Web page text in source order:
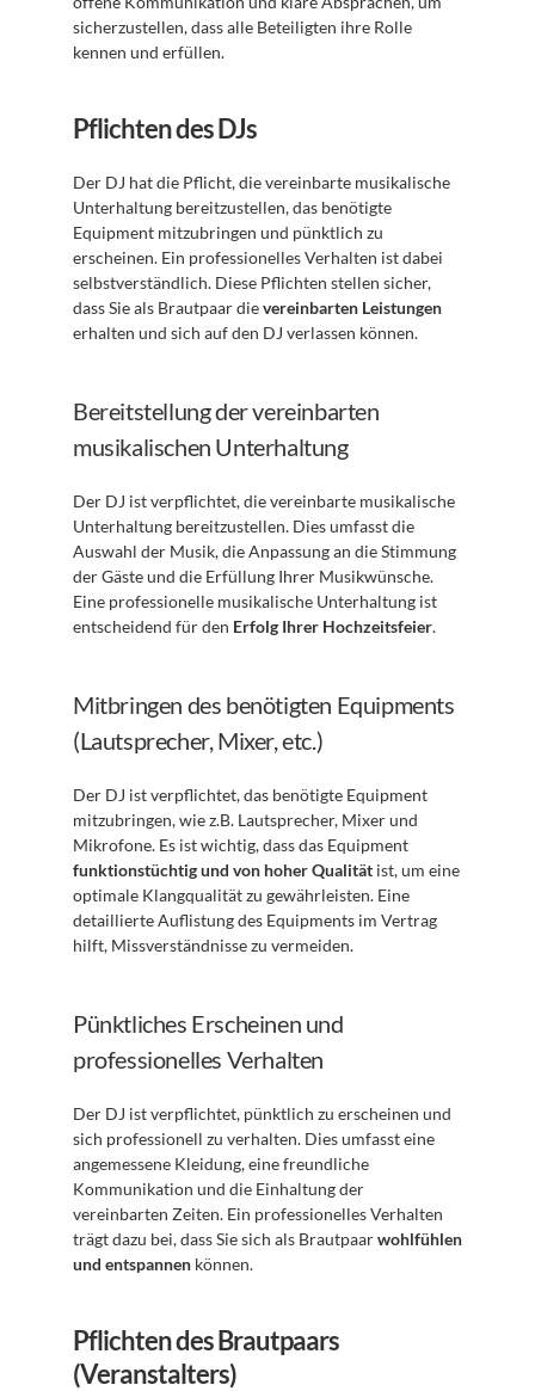
sicherzustellen, dass alle Beteiligten ihre Rolle
kennen und erfüllen.
Pflichten des DJs
Der DJ hat die Pflicht, die vereinbarte musikalische
Unterhaltung bereitzustellen, das benötigte
Equipment mitzubringen und pünktlich zu
erscheinen. Ein professionelles Verhalten ist dabei
selbstverständlich. Diese Pflichten stellen sicher,
dass Sie als Brautpaar die vereinbarten Leistungen
erhalten und sich auf den DJ verlassen können.
Bereitstellung der vereinbarten
musikalischen Unterhaltung
Der DJ ist verpflichtet, die vereinbarte musikalische
Unterhaltung bereitzustellen. Dies umfasst die
Auswahl der Musik, die Anpassung an die Stimmung
der Gäste und die Erfüllung Ihrer Musikwünsche.
Eine professionelle musikalische Unterhaltung ist
entscheidend für den Erfolg Ihrer Hochzeitsfeier.
Mitbringen des benötigten Equipments
(Lautsprecher, Mixer, etc.)
Der DJ ist verpflichtet, das benötigte Equipment
mitzubringen, wie z.B. Lautsprecher, Mixer und
funktionstüchtig und von hoher Qualität ist, um eine
optimale Klangqualität zu gewährleisten. Eine
detaillierte Auflistung des Equipments im Vertrag
hilft, Missverständnisse zu vermeiden.
Pünktliches Erscheinen und
professionelles Verhalten
Der DJ ist verpflichtet, pünktlich zu erscheinen und
sich professionell zu verhalten. Dies umfasst eine
angemessene Kleidung, eine freundliche
Kommunikation und die Einhaltung der
vereinbarten Zeiten. Ein professionelles Verhalten
trägt dazu bei, dass Sie sich als Brautpaar wohlfühlen
und entspannen können.
Pflichten des Brautpaars
(Veranstalters)